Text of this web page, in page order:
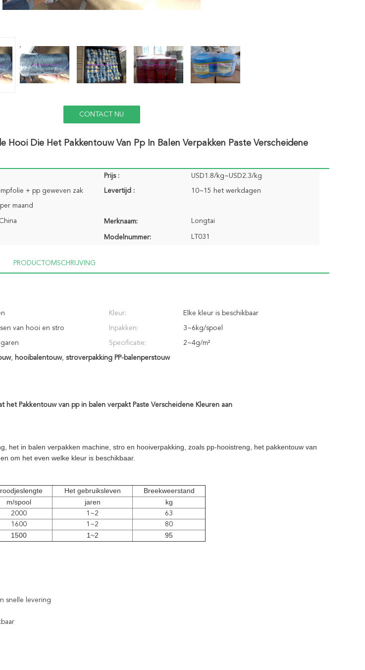
CONTACT NU
Hooi Die Het Pakkentouw Van Pp In Balen Verpakken Paste Verscheidene
Prijs : USD1.8/kg~USD2.3/kg
+ pp geweven zak Levertijd : 10~15 het werkdagen
maand
Merknaam: Longtai
Modelnummer: LT031
PRODUCTOMSCHRIJVING
Kleur: Elke kleur is beschikbaar
van hooi en stro Inpakken: 3~6kg/spoel
Specificatie: 2~4g/m²
, hooibalentouw, stroverpakking PP-balenperstouw
het Pakkentouw van pp in balen verpakt Paste Verscheidene Kleuren aan
het in balen verpakken machine, stro en hooiverpakking, zoals pp-hooistreng, het pakkentouw van
om het even welke kleur is beschikbaar.
Het gebruiksleven
Breekweerstand
m/spool jaren kg
2000 1~2
63
1600 1~2 80
1500 1~2 95
snelle levering